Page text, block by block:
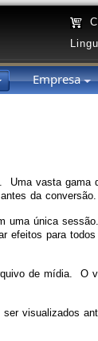
Empresa
Uma vasta gama
da conversão.
uma única
efeitos para
de mídia. O
visualizados